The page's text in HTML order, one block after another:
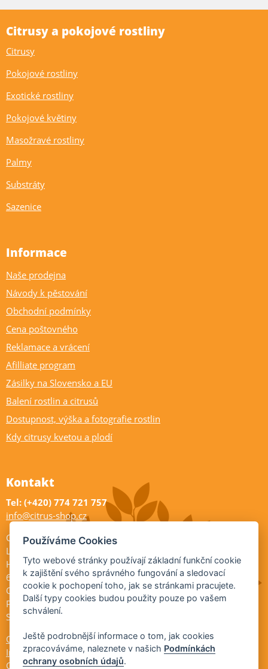
Citrusy a pokojové rostliny
Citrusy
Pokojové rostliny
Exotické rostliny
Pokojové květiny
Masožravé rostliny
Palmy
Substráty
Sazenice
Informace
Naše prodejna
Návody k pěstování
Obchodní podmínky
Cena poštovného
Reklamace a vrácení
Afilliate program
Zásilky na Slovensko a EU
Balení rostlin a citrusů
Dostupnost, výška a fotografie rostlin
Kdy citrusy kvetou a plodí
Kontakt
Tel: (+420) 774 721 757
info@citrus-shop.cz
Citrus shop zahradnictví
Legionářů 2
Hodonín
695 01
Otevřeno:
Po-Pá 9-17
So 9-11:30
Ochrana osobních údajů
Informace ÚKZÚZ
Cookies
Používáme Cookies
Tyto webové stránky používají základní funkční cookie
k zajištění svého správného fungování a sledovací
cookie k pochopení toho, jak se stránkami pracujete.
Další typy cookies budou použity pouze po vašem
schválení.
Ještě podrobnější informace o tom, jak cookies
zpracováváme, naleznete v našich Podmínkách
ochrany osobních údajů.